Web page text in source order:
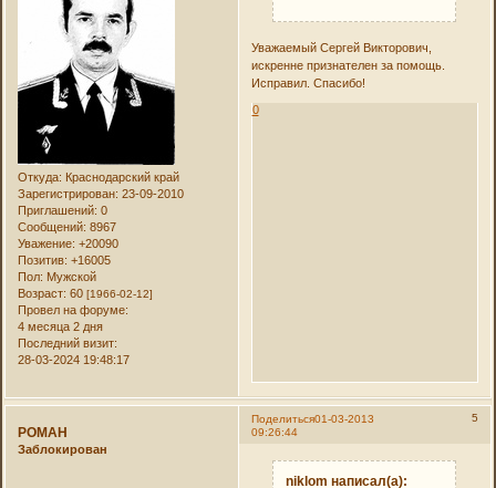
Откуда: Краснодарский край
Зарегистрирован: 23-09-2010
Приглашений: 0
Сообщений: 8967
Уважение: +20090
Позитив: +16005
Пол: Мужской
Возраст: 60[1966-02-12]
Провел на форуме:
4 месяца 2 дня
Последний визит:
28-03-2024 19:48:17
Уважаемый Сергей Викторович,
искренне признателен за помощь.
Исправил. Спасибо!
0
Поделиться 5
01-03-2013
09:26:44
РОMAH
Заблокирован
niklom написал(а):